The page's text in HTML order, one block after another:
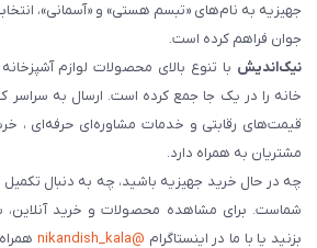
جهیزیه به نام‌های «تبسم هستی» و «آسمانی»،
جوان فراهم کرده است.
نیک‌اندیش با تنوع بالای محصولات لوازم
خانه را در یک جا جمع کرده است. ارسال به سراسر
قیمت‌های رقابتی و خدمات مشاوره‌ای حرفه‌ای ،
مشتریان به همراه دارد.
چه در حال خرید جهیزیه باشید، چه به دنبال تکمیل
شماست. برای مشاهده محصولات و خرید
بزنید یا با ما در اینستاگرام @nikandish_kala